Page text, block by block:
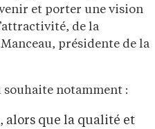
et porter une vision
de la
présidente de la
souhaite notamment :
alors que la qualité et